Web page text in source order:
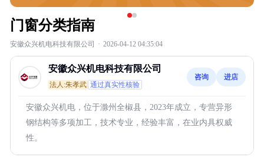
门窗分类指南
安徽众兴机电科技有限公司 · 2026-04-12 04:35:04
安徽众兴机电科技有限公司
法人:朱孝武 通过真实性核验
咨询 进店
安徽众兴机电，位于滁州全椒县，2023年成立，专营异形
钢结构等多项加工，技术专业，经验丰富，在业内具权威
性。